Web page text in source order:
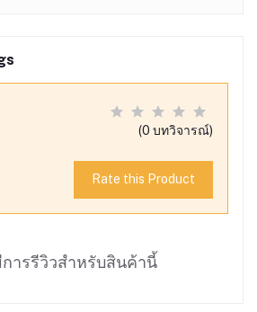
(0 บทวิจารณ์)
Rate this Product
ารรีวิวสำหรับสินค้านี้